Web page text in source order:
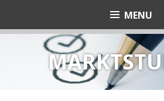
content
Michaela MENU